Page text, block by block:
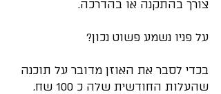
צורך בהתקנה או בהדרכה.
על פניו נשמע פשוט נכון?
בכדי לסבר את האוזן מדובר על תוכנה
שהעלות החודשית שלה כ 100 שח.